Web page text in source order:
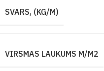
SVARS, (KG/M)
VIRSMAS LAUKUMS M/M2